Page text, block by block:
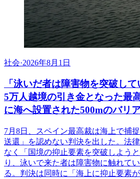
社会·2026年8月1日
「泳いだ者は障害物を突破し
5万人越境の引き金となった最
に海へ設置された500mのバリ
7月8日、スペイン最高裁は海上で捕
送還」を認めない判決を出した。法
なく「国境の抑止要素を突破しよう
り、泳いで来た者は障害物に触れて
る。判決は同時に「海上に抑止要素